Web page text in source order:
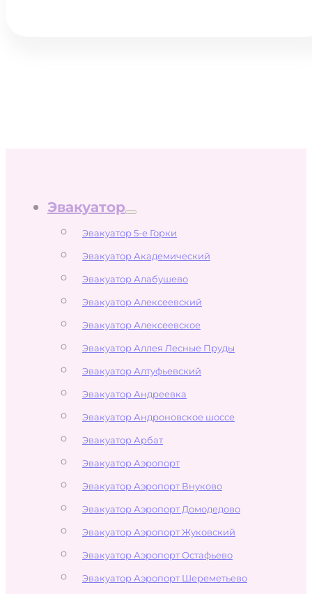
Эвакуатор
Эвакуатор 5-е Горки
Эвакуатор Академический
Эвакуатор Алабушево
Эвакуатор Алексеевский
Эвакуатор Алексеевское
Эвакуатор Аллея Лесные Пруды
Эвакуатор Алтуфьевский
Эвакуатор Андреевка
Эвакуатор Андроновское шоссе
Эвакуатор Арбат
Эвакуатор Аэропорт
Эвакуатор Аэропорт Внуково
Эвакуатор Аэропорт Домодедово
Эвакуатор Аэропорт Жуковский
Эвакуатор Аэропорт Остафьево
Эвакуатор Аэропорт Шереметьево